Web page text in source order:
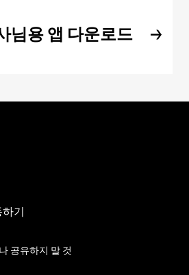
님용 앱 다운로드
기
공유하지 말 것